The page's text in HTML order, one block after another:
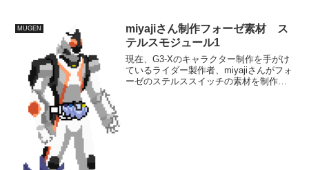
MUGEN
miyajiさん制作フォーゼ素材 ス
テルスモジュール1
現在、G3-Xのキャラクター制作を手がけ
ているライダー製作者、miyajiさんがフォ
ーゼのステルススイッチの素材を制作し